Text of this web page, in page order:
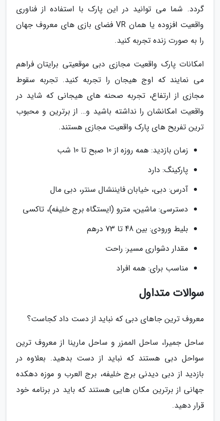
گردد. شما می توانید در این پارک با استفاده از فناوری
واقعیت افزوده یا همان VR فضای بازی های معروف جهان
را به صورت زنده تجربه کنید.
امکانات پارک واقعیت مجازی دبی موقعیتی برایتان فراهم
می نمایند که اوج هیجان را تجربه کنید. تجربه سقوط
مجازی از ارتفاع، تجربه صحنه های هیجانی که شاید در
واقعیت امکانشان را نداشته باشید و… از برترین و محبوب
ترین تفریح های پارک واقعیت مجازی هستند.
زمان بازدید: همه روزه از 10 صبح تا 10 شب
پارکینگ: دارد
آدرس: دبی، خیابان فایننشال سنتر، دبی مال
دسترسی: ماشین، مترو (ایستگاه برج خلیفه)، تاکسی
بلیط ورودی: بین 48 تا 73 درهم
مقدار دشواری مسیر: راحت
مناسب برای: همه افراد
سوالات متداول
معروف ترین جاهای دبی که نباید از دست داد کجاست؟
ساحل جمیرا، ساحل الممزر و ساحل مارینا از معروف ترین
سواحل دبی هستند که نباید از دست بدهید. بعلاوه در
بازدید از دبی دیدنی برج خلیفه، برج العرب و موزه دهکده
جهانی از برترین مکان هایی هستند که باید در برنامه خود
قرار دهید.